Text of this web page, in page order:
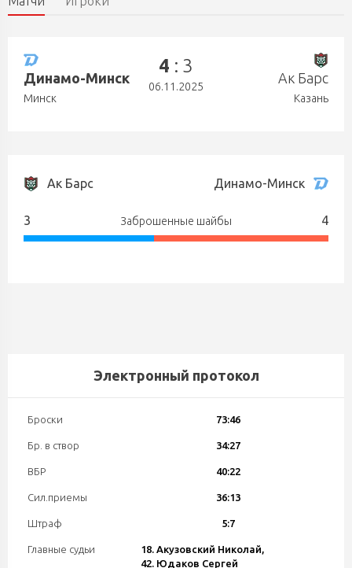
Динамо-Минск
Минск
4 : 3
06.11.2025
Ак Барс
Казань
Ак Барс Динамо-Минск
3 Заброшенные шайбы 4
Электронный протокол
Броски 73:46
Бр. в створ 34:27
ВБР 40:22
Сил.приемы 36:13
Штраф 5:7
Главные судьи
18. Акузовский Николай,
42. Юдаков Сергей